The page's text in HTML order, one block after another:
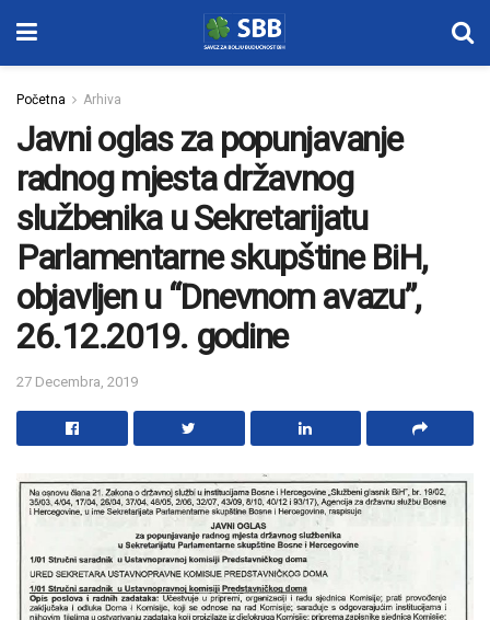
Početna Arhiva
Javni oglas za popunjavanje
radnog mjesta državnog
službenika u Sekretarijatu
Parlamentarne skupštine BiH,
objavljen u “Dnevnom avazu”,
26.12.2019. godine
27 Decembra, 2019